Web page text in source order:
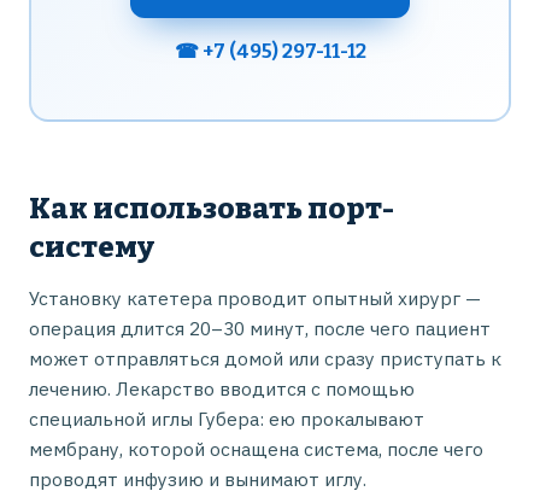
☎ +7 (495) 297-11-12
Как использовать порт-
систему
Установку катетера проводит опытный хирург —
операция длится 20–30 минут, после чего пациент
может отправляться домой или сразу приступать к
лечению. Лекарство вводится с помощью
специальной иглы Губера: ею прокалывают
мембрану, которой оснащена система, после чего
проводят инфузию и вынимают иглу.